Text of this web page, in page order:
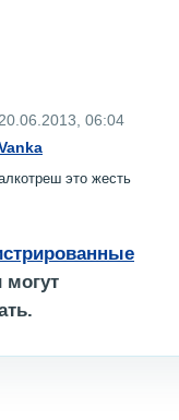
20.06.2013, 06:04
это жесть
могут